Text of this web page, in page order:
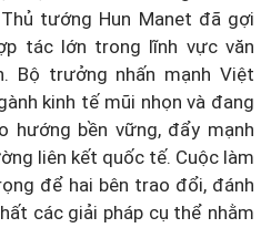
tướng Hun Manet đã gợi
tác lớn trong lĩnh vực văn
Bộ trưởng nhấn mạnh Việt
kinh tế mũi nhọn và đang
hướng bền vững, đẩy mạnh
liên kết quốc tế. Cuộc làm
để hai bên trao đổi, đánh
các giải pháp cụ thể nhằm